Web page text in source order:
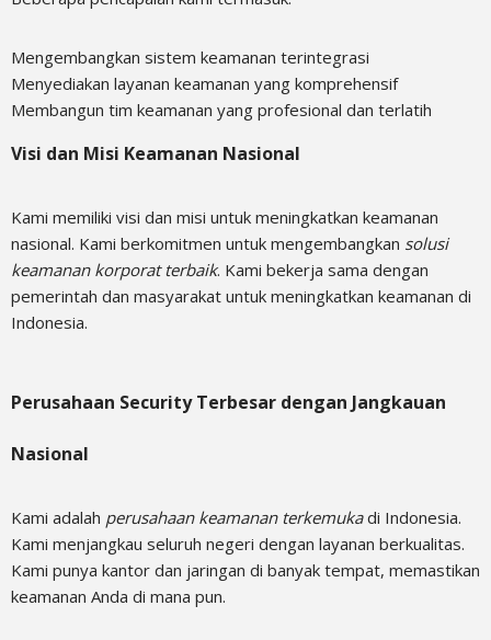
Mengembangkan sistem keamanan terintegrasi
Menyediakan layanan keamanan yang komprehensif
Membangun tim keamanan yang profesional dan terlatih
Visi dan Misi Keamanan Nasional
Kami memiliki visi dan misi untuk meningkatkan keamanan
nasional. Kami berkomitmen untuk mengembangkan solusi
keamanan korporat terbaik. Kami bekerja sama dengan
pemerintah dan masyarakat untuk meningkatkan keamanan di
Indonesia.
Perusahaan Security Terbesar dengan Jangkauan
Nasional
Kami adalah perusahaan keamanan terkemukadi Indonesia.
Kami menjangkau seluruh negeri dengan layanan berkualitas.
Kami punya kantor dan jaringan di banyak tempat, memastikan
keamanan Anda di mana pun.